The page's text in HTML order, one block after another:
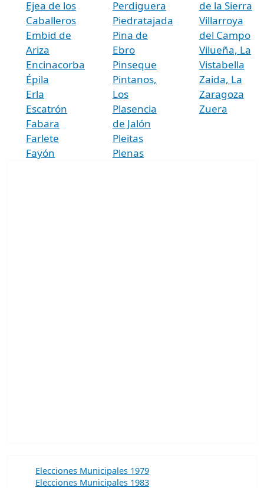
Ejea de los
Caballeros
Embid de
Ariza
Encinacorba
Épila
Erla
Escatrón
Fabara
Farlete
Fayón
Perdiguera
Piedratajada
Pina de
Ebro
Pinseque
Pintanos,
Los
Plasencia
de Jalón
Pleitas
Plenas
de la Sierra
Villarroya
del Campo
Vilueña, La
Vistabella
Zaida, La
Zaragoza
Zuera
Elecciones Municipales 1979
Elecciones Municipales 1983